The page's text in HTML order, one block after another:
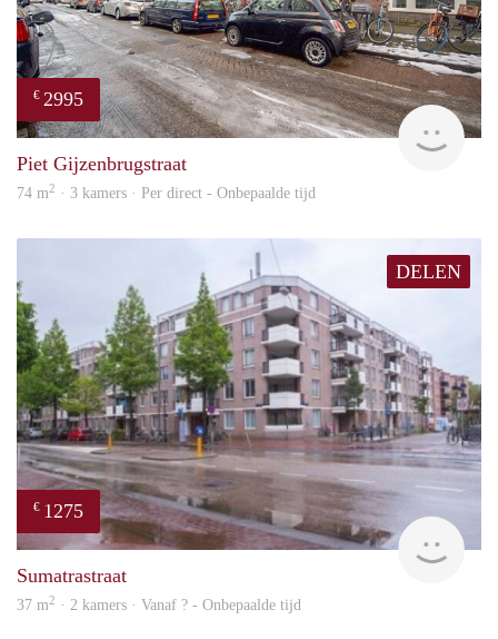
€ 2995
Piet Gijzenbrugstraat
74 m2 · 3 kamers · Per direct - Onbepaalde tijd
DELEN
€ 1275
Sumatrastraat
37 m2 · 2 kamers · Vanaf ? - Onbepaalde tijd